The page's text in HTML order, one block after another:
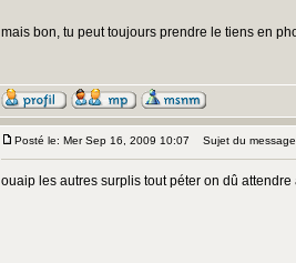
mais bon, tu peut toujours prendre le tiens en
Posté le: Mer Sep 16, 2009 10:07 Sujet du
ouaip les autres surplis tout péter on dû